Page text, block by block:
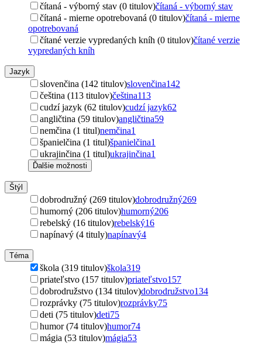
čítaná - výborný stav (0 titulov)čítaná - výborný stav
čítaná - mierne opotrebovaná (0 titulov)čítaná - mierne
opotrebovaná
čítané verzie vypredaných kníh (0 titulov)čítané verzie
vypredaných kníh
Jazyk
slovenčina (142 titulov)slovenčina142
čeština (113 titulov)čeština113
cudzí jazyk (62 titulov)cudzí jazyk62
angličtina (59 titulov)angličtina59
nemčina (1 titul)nemčina1
španielčina (1 titul)španielčina1
ukrajinčina (1 titul)ukrajinčina1
Ďalšie možnosti
Štýl
dobrodružný (269 titulov)dobrodružný269
humorný (206 titulov)humorný206
rebelský (16 titulov)rebelský16
napínavý (4 tituly)napínavý4
Téma
škola (319 titulov)škola319
priateľstvo (157 titulov)priateľstvo157
dobrodružstvo (134 titulov)dobrodružstvo134
rozprávky (75 titulov)rozprávky75
deti (75 titulov)deti75
humor (74 titulov)humor74
mágia (53 titulov)mágia53